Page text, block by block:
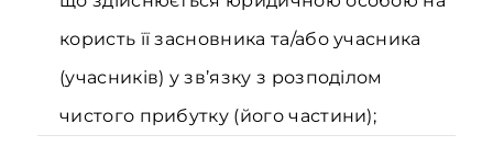
користь її засновника та/або учасника
(учасників) у зв’язку з розподілом
чистого прибутку (його частини);